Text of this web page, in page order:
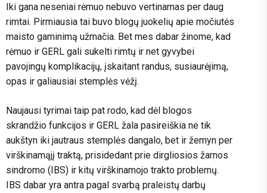
Iki gana neseniai rėmuo nebuvo vertinamas per daug
rimtai. Pirmiausia tai buvo blogų juokelių apie močiutės
maisto gaminimą užmačia. Bet mes dabar žinome, kad
rėmuo ir GERL gali sukelti rimtų ir net gyvybei
pavojingų komplikacijų, įskaitant randus, susiaurėjimą,
opas ir galiausiai stemplės vėžį.
Naujausi tyrimai taip pat rodo, kad dėl blogos
skrandžio funkcijos ir GERL žala pasireiškia ne tik
aukštyn iki jautraus stemplės dangalo, bet ir žemyn per
virškinamąjį traktą, prisidedant prie dirgliosios žarnos
sindromo (IBS) ir kitų virškinamojo trakto problemų.
IBS dabar yra antra pagal svarbą praleistų darbų